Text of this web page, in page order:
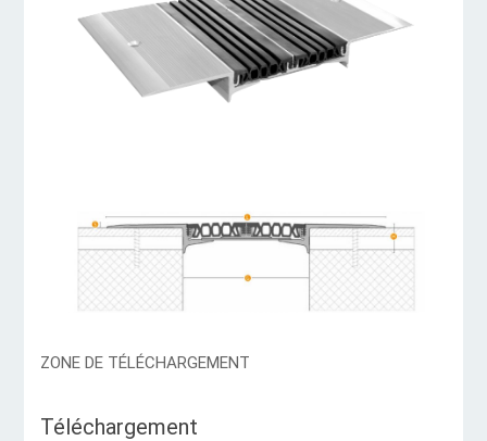
ZONE DE TÉLÉCHARGEMENT
Téléchargement